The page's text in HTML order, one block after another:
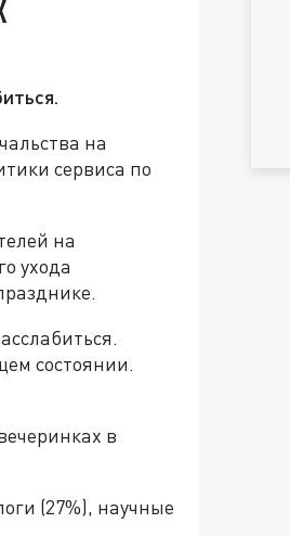
на
сервиса по
на
ухода
состоянии.
в
(27%), научные